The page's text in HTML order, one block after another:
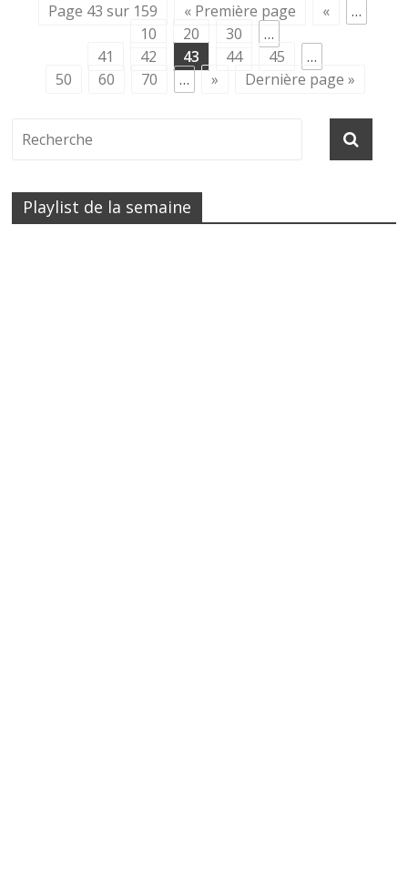
Page 43 sur 159 « Première page «
…
10
20 30
…
41
42 43 44 45
…
50
60 70 … » Dernière page »
Playlist de la semaine